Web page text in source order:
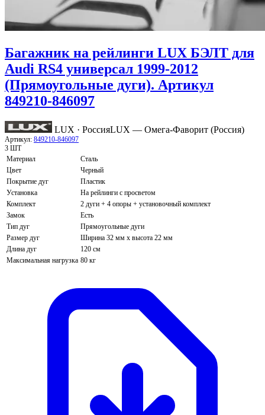
Багажник на рейлинги LUX БЭЛТ для
Audi RS4 универсал 1999-2012
(Прямоугольные дуги). Артикул
849210-846097
LUX · РоссияLUX — Омега-Фаворит (Россия)
Артикул: 849210-846097
3 ШТ
Материал
Сталь
Цвет
Черный
Покрытие дуг
Пластик
Установка
На рейлинги с просветом
Комплект
2 дуги + 4 опоры + установочный комплект
Замок
Есть
Тип дуг
Прямоугольные дуги
Размер дуг
Ширина 32 мм х высота 22 мм
Длина дуг
120 см
Максимальная нагрузка 80 кг